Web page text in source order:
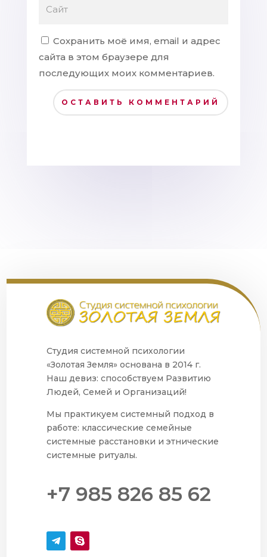
Сохранить моё имя, email и адрес
сайта в этом браузере для
последующих моих комментариев.
ОСТАВИТЬ КОММЕНТАРИЙ
Студия системной психологии
«Золотая Земля» основана в 2014 г.
Наш девиз: способствуем Развитию
Людей, Семей и Организаций!
Мы практикуем системный подход в
работе: классические семейные
системные расстановки и этнические
системные ритуалы.
+7 985 826 85 62